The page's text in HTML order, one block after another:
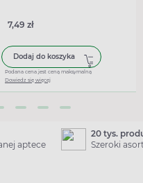
7,49 zł
Dodaj do koszyka
Podana cena jest ceną maksymalną
Dowiedz się więcej
aptece
20 tys.
Szeroki